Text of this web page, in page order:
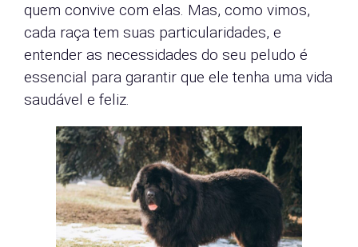
quem convive com elas. Mas, como vimos,
cada raça tem suas particularidades, e
entender as necessidades do seu peludo é
essencial para garantir que ele tenha uma vida
saudável e feliz.